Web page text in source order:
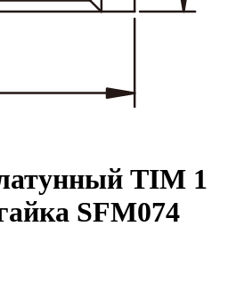
TIM 1
SFM074